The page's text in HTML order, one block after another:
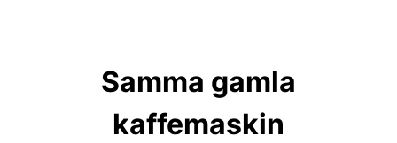
Samma gamla
kaffemaskin